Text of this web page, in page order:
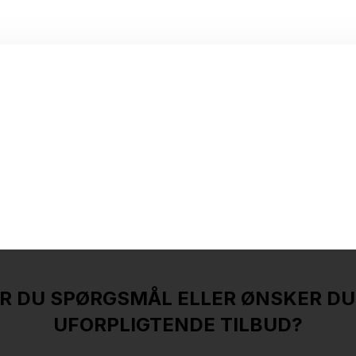
DU SPØRGSMÅL ELLER ØNSKER
UFORPLIGTENDE TILBUD?